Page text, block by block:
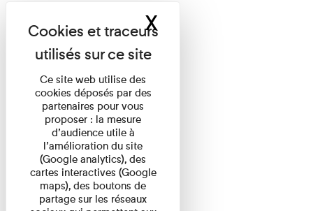
Ce site web utilise des
cookies déposés par des
partenaires pour vous
proposer : la mesure
d’audience utile à
l’amélioration du site
(Google analytics), des
cartes interactives (Google
maps), des boutons de
partage sur les réseaux
XMasquer le